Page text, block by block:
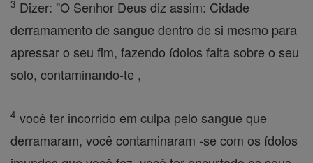
3 Dizer: "O Senhor Deus diz assim: Cidade
derramamento de sangue dentro de si mesmo para
apressar o seu fim, fazendo ídolos falta sobre o seu
solo, contaminando-te ,
4 você ter incorrido em culpa pelo sangue que
derramaram, você contaminaram -se com os ídolos